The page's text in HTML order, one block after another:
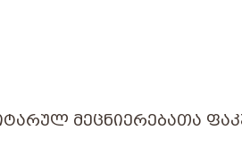
ᲛᲔᲪᲜᲘᲔᲠᲔᲑᲐᲗᲐ